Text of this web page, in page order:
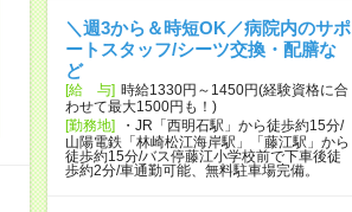
＼週3から＆時短OK／病院内のサポ
ートスタッフ/シーツ交換・配膳な
ど
[給 与] 時給1330円～1450円(経験資格に合
わせて最大1500円も！)
[勤務地]
・JR「西明石駅」から徒歩約15分/
山陽電鉄「林崎松江海岸駅」「藤江駅」から
徒歩約15分/バス停藤江小学校前で下車後徒
歩約2分/車通勤可能、無料駐車場完備。